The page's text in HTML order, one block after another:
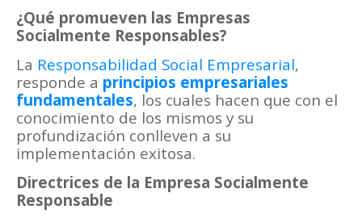
¿Qué promueven las Empresas
Socialmente Responsables?
La Responsabilidad Social Empresarial,
responde a principios empresariales
fundamentales, los cuales hacen que con el
conocimiento de los mismos y su
profundización conlleven a su
implementación exitosa.
Directrices de la Empresa Socialmente
Responsable